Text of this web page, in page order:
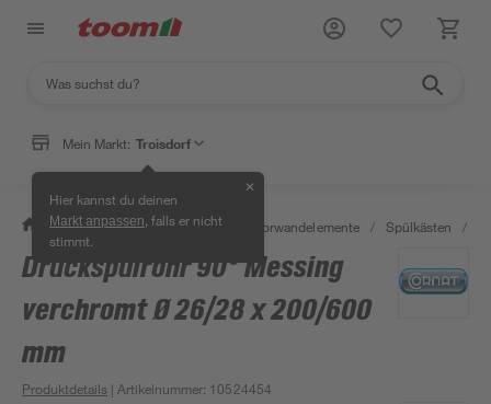
Mein Markt: Troisdorf
Hier kannst du deinen
Markt anpassen , falls er nicht
stimmt.
✕
/ Bad & Sanitär / Spülkästen & Vorwandelemente / Spülkästen /
Druckspülrohr 90° Messing
verchromt Ø 26/28 x 200/600
mm
Produktdetails | Artikelnummer: 10524454